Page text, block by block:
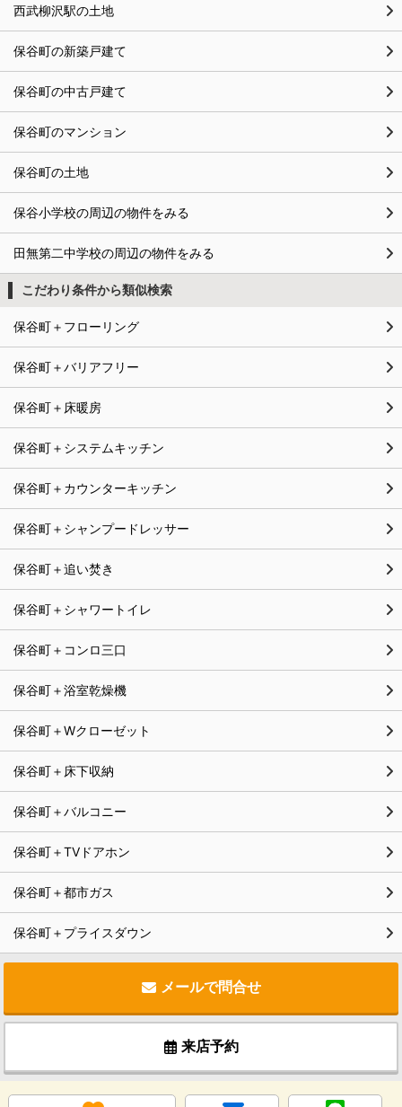
西武柳沢駅の土地
保谷町の新築戸建て
保谷町の中古戸建て
保谷町のマンション
保谷町の土地
保谷小学校の周辺の物件をみる
田無第二中学校の周辺の物件をみる
こだわり条件から類似検索
保谷町＋フローリング
保谷町＋バリアフリー
保谷町＋床暖房
保谷町＋システムキッチン
保谷町＋カウンターキッチン
保谷町＋シャンプードレッサー
保谷町＋追い焚き
保谷町＋シャワートイレ
保谷町＋コンロ三口
保谷町＋浴室乾燥機
保谷町＋Wクローゼット
保谷町＋床下収納
保谷町＋バルコニー
保谷町＋TVドアホン
保谷町＋都市ガス
保谷町＋プライスダウン
メールで問合せ
来店予約